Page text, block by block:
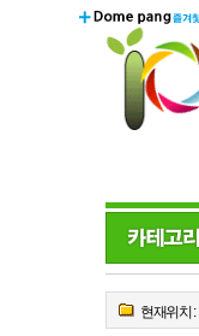
현재위치 :